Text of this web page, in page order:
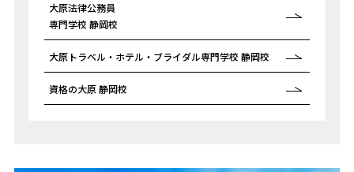
大原法律公務員
専門学校 静岡校
大原トラベル・ホテル・ブライダル専門学校 静岡校
資格の大原 静岡校